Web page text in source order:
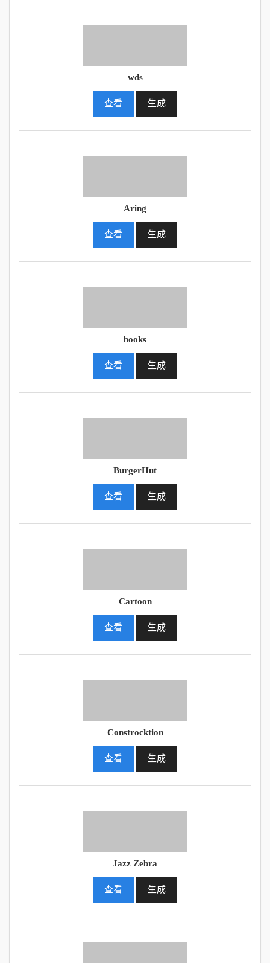
wds
查看 生成
Aring
查看 生成
books
查看 生成
BurgerHut
查看 生成
Cartoon
查看 生成
Constrocktion
查看 生成
Jazz Zebra
查看 生成